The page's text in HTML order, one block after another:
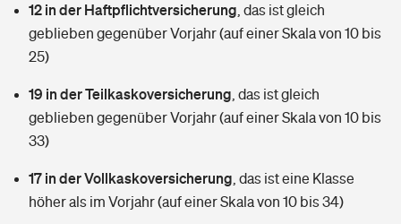
Wer versichert was: Jetzt Versicherer finden
Sie haben Fragen?
Mietkautionsversicherung
Restkreditversicherung
Zur Übersicht
Reiseversicherung
Handyversicherung
Zur Übersicht
Wer versichert was: Jetzt Versicherer finden
Sie haben Fragen?
12 in der Haftpflichtversicherung das ist gleich
geblieben gegenüber Vorjahr (auf einer Skala von 10 bis
25)
19 in der Teilkaskoversicherung das ist gleich
geblieben gegenüber Vorjahr (auf einer Skala von 10 bis
33)
17 in der Vollkaskoversicherung das ist eine Klasse
höher als im Vorjahr (auf einer Skala von 10 bis 34)